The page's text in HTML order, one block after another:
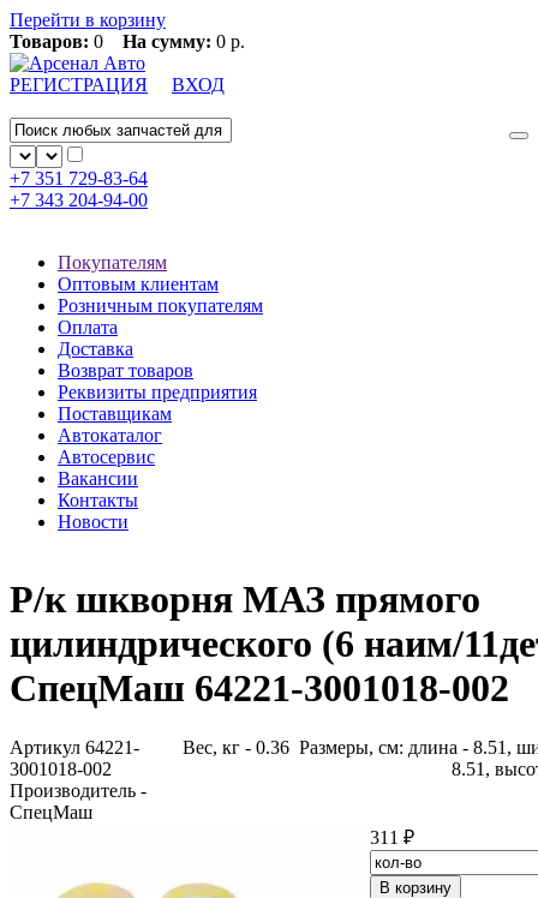
Перейти в корзину
Товаров: 0 На сумму: 0 р.
РЕГИСТРАЦИЯ ВХОД
+7 351 729-83-64
+7 343 204-94-00
Покупателям
Оптовым клиентам
Розничным покупателям
Оплата
Доставка
Возврат товаров
Реквизиты предприятия
Поставщикам
Автокаталог
Автосервис
Вакансии
Контакты
Новости
Р/к шкворня МАЗ прямого
цилиндрического (6 наим/
СпецМаш 64221-3001018-002
Артикул 64221-
3001018-002
Производитель -
СпецМаш
Вес, кг - 0.36 Размеры, см: длина - 8.51,
8.51,
311 ₽